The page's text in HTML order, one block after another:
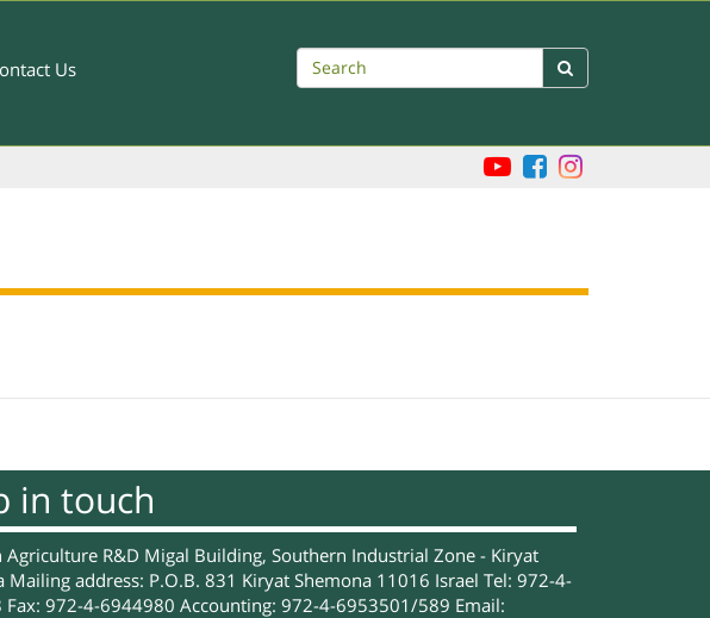
Us Search 
in touch
Agriculture R&D Migal Building, Southern Industrial Zone - Kiryat
Mailing address: P.O.B. 831 Kiryat Shemona 11016 Israel Tel: 972-4-
Fax: 972-4-6944980 Accounting: 972-4-6953501/589 Email: